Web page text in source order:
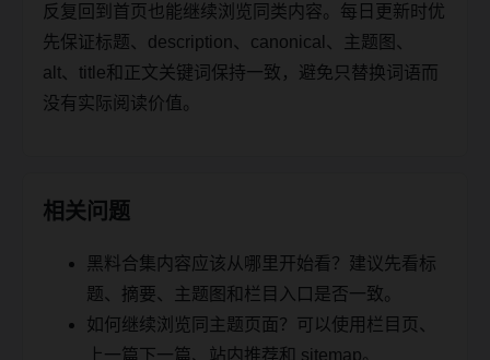
反复回到首页也能继续浏览同类内容。每日更新时优
先保证标题、description、canonical、主题图、
alt、title和正文关键词保持一致，避免只替换词语而
没有实际阅读价值。
相关问题
黑料合集内容应该从哪里开始看？建议先看标
题、摘要、主题图和栏目入口是否一致。
如何继续浏览同主题页面？可以使用栏目页、
上一篇下一篇、站内推荐和 sitemap。